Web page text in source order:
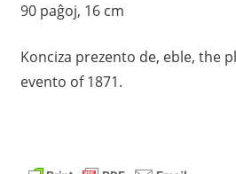
90 paĝoj, 16 cm
Konciza prezento de, eble, the
evento of 1871.